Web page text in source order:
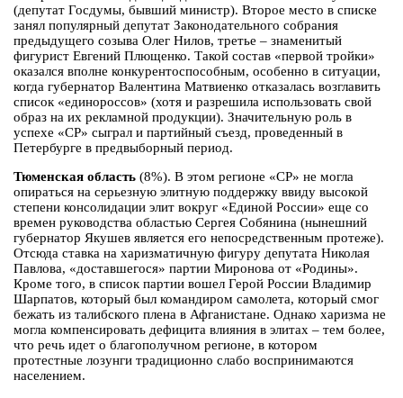
(депутат Госдумы, бывший министр). Второе место в списке
занял популярный депутат Законодательного собрания
предыдущего созыва Олег Нилов, третье – знаменитый
фигурист Евгений Плющенко. Такой состав «первой тройки»
оказался вполне конкурентоспособным, особенно в ситуации,
когда губернатор Валентина Матвиенко отказалась возглавить
список «единороссов» (хотя и разрешила использовать свой
образ на их рекламной продукции). Значительную роль в
успехе «СР» сыграл и партийный съезд, проведенный в
Петербурге в предвыборный период.
Тюменская область (8%). В этом регионе «СР» не могла
опираться на серьезную элитную поддержку ввиду высокой
степени консолидации элит вокруг «Единой России» еще со
времен руководства областью Сергея Собянина (нынешний
губернатор Якушев является его непосредственным протеже).
Отсюда ставка на харизматичную фигуру депутата Николая
Павлова, «доставшегося» партии Миронова от «Родины».
Кроме того, в список партии вошел Герой России Владимир
Шарпатов, который был командиром самолета, который смог
бежать из талибского плена в Афганистане. Однако харизма не
могла компенсировать дефицита влияния в элитах – тем более,
что речь идет о благополучном регионе, в котором
протестные лозунги традиционно слабо воспринимаются
населением.